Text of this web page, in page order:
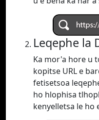
Leqephe la
Ka mor'a hore u
kopitse URL e
fetisetsoa
ho hlophisa
kenyelletsa le ho